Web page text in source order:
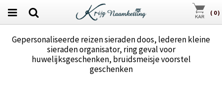
( 0)
Gepersonaliseerde reizen sieraden doos, lederen kleine
sieraden organisator, ring geval voor
huwelijksgeschenken, bruidsmeisje voorstel
geschenken